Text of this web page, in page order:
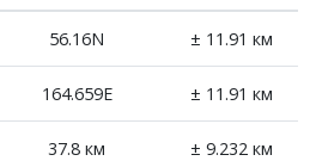
56.16N ± 11.91 км
164.659E ± 11.91 км
37.8 км ± 9.232 км